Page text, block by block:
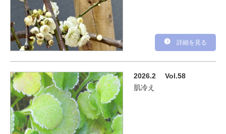
詳細を見る
2026.2 Vol.58
肌冷え